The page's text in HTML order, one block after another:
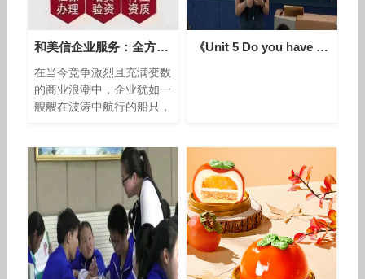
和美信企业服务：全方位护航，助力企业破浪前行
在当今竞争激烈且充满变数
的商业浪潮中，企业犹如一
艘艘在波涛中航行的船只，
题、法律纠纷的潜在威胁、
财税管理的复杂繁琐、投融
资的艰难抉择、品牌与公关
的
《Unit 5 Do you have a soccer ball - Section A Grammar focus 3a—3c》人教版英语七上-四川-王蔚